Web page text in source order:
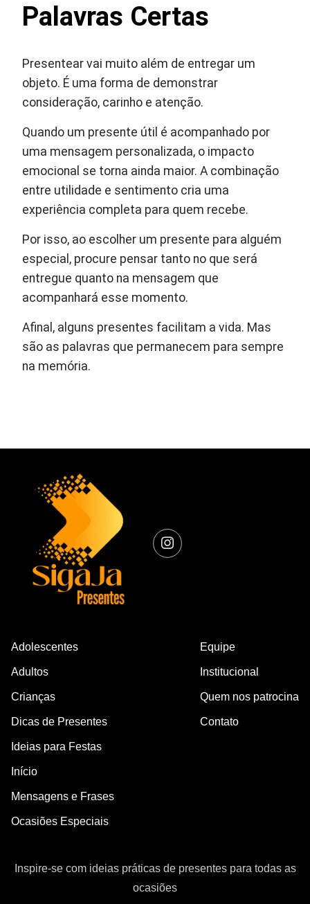
Palavras Certas
Presentear vai muito além de entregar um
objeto. É uma forma de demonstrar
consideração, carinho e atenção.
Quando um presente útil é acompanhado por
uma mensagem personalizada, o impacto
emocional se torna ainda maior. A combinação
entre utilidade e sentimento cria uma
experiência completa para quem recebe.
Por isso, ao escolher um presente para alguém
especial, procure pensar tanto no que será
entregue quanto na mensagem que
acompanhará esse momento.
Afinal, alguns presentes facilitam a vida. Mas
são as palavras que permanecem para sempre
na memória.
Adolescentes
Adultos
Crianças
Dicas de Presentes
Ideias para Festas
Início
Mensagens e Frases
Ocasiões Especiais
Equipe
Institucional
Quem nos patrocina
Contato
Inspire-se com ideias práticas de presentes para todas as
ocasiões